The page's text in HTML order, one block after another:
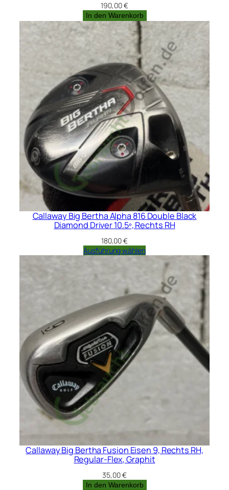
190,00€
In den Warenkorb
Callaway Big Bertha Alpha 816 Double Black
Diamond Driver 10.5º, Rechts RH
180,00€
Ausführung wählen
Callaway Big Bertha Fusion Eisen 9, Rechts RH,
Regular-Flex, Graphit
35,00€
In den Warenkorb